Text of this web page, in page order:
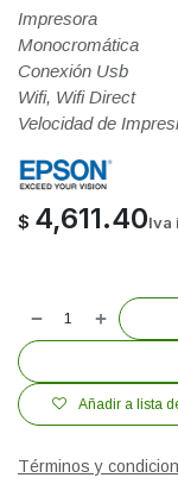
Impresora
Monocromática
Conexión Usb
Wifi, Wifi Direct
Velocidad de
$ 4,611.40Iva
Añadir a lista
Términos y